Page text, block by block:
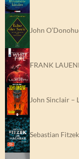
John
FRANK
John Sinclair –
Sebastian